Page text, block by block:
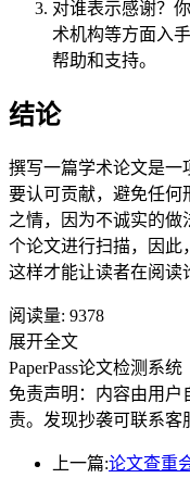
对谁表示感谢？
术机构等方面入
帮助和支持。
结论
撰写一篇学术论文是一
要认可贡献，避免任何
之情，因为不诚实的
个论文进行扫描，因此
这样才能让读者在阅读
阅读量: 9378
展开全文
PaperPass论文检测系统
免责声明：内容由用户
责。发现抄袭可联系客
上一篇:论文查重